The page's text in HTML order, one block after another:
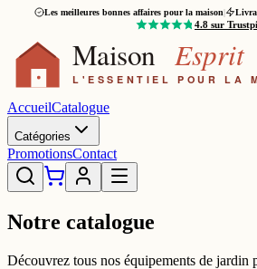
Les meilleures bonnes affaires pour la maison|
4.8 sur
AccueilCatalogue
Catégories
PromotionsContact
Notre catalogue
Découvrez tous nos équipements de jardin